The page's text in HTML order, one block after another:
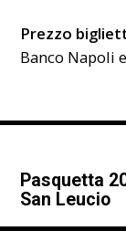
Prezzo
Banco Napoli
Pasquetta
San Leucio